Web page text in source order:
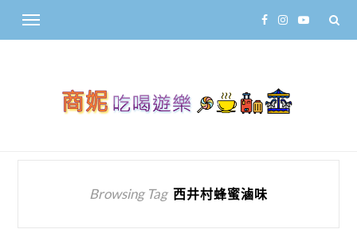
Browsing Tag 西井村蜂蜜滷味